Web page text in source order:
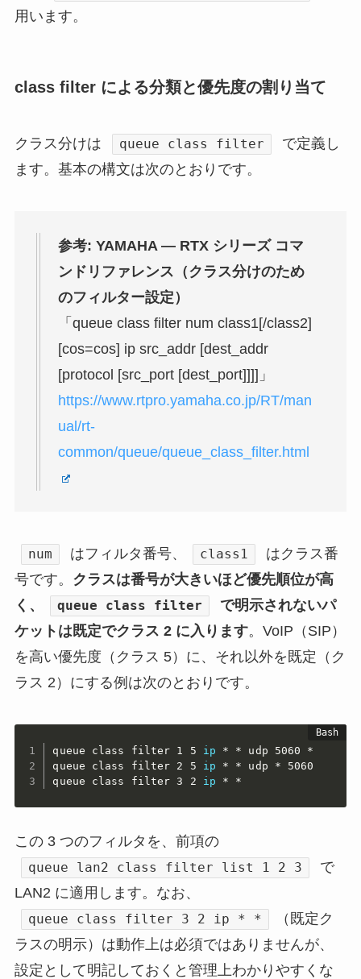
用います。
class filter による分類と優先度の割り当て
クラス分けは queue class filter
で定義し
ます。基本の構文は次のとおりです。
参考: YAMAHA — RTX シリーズ コマ
ンドリファレンス（クラス分けのため
のフィルター設定）
「queue class filter num class1[/class2]
[cos=cos] ip src_addr [dest_addr
[protocol [src_port [dest_port]]]]」
https://www.rtpro.yamaha.co.jp/RT/man
ual/rt-
common/queue/queue_class_filter.html
num はフィルタ番号、 class1
はクラス番
号です。 クラスは番号が大きいほど優先順位が高
く、
queue class filter
で明示されないパ
ケットは既定でクラス 2 に入ります。VoIP（SIP）
を高い優先度（クラス 5）に、それ以外を既定（ク
ラス 2）にする例は次のとおりです。
queue class filter 1 5 ip * * udp 5060 *
queue class filter 2 5 ip * * udp * 5060
queue class filter 3 2 ip * *
この 3 つのフィルタを、前項の
queue lan2 class filter list 1 2 3
で
LAN2 に適用します。なお、
queue class filter 3 2 ip * *
（既定ク
ラスの明示）は動作上は必須ではありませんが、
設定として明記しておくと管理上わかりやすくな